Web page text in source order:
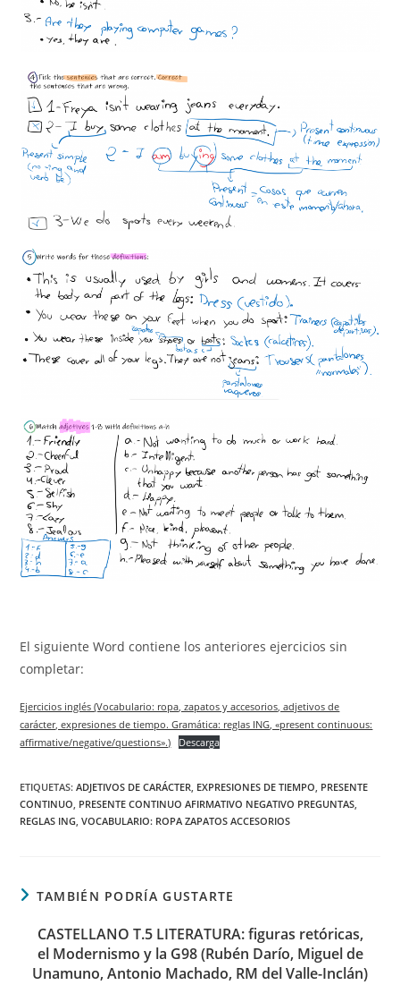
El siguiente Word contiene los anteriores ejercicios sin
completar:
Ejercicios inglés (Vocabulario: ropa, zapatos y accesorios, adjetivos de
carácter, expresiones de tiempo. Gramática: reglas ING, «present continuous:
affirmative/negative/questions».)
Descarga
ETIQUETAS:ADJETIVOS DE CARÁCTER, EXPRESIONES DE TIEMPO, PRESENTE
CONTINUO, PRESENTE CONTINUO AFIRMATIVO NEGATIVO PREGUNTAS,
REGLAS ING, VOCABULARIO: ROPA ZAPATOS ACCESORIOS
TAMBIÉN PODRÍA GUSTARTE
CASTELLANO T.5 LITERATURA: figuras retóricas,
el Modernismo y la G98 (Rubén Darío, Miguel de
Unamuno, Antonio Machado, RM del Valle-Inclán)